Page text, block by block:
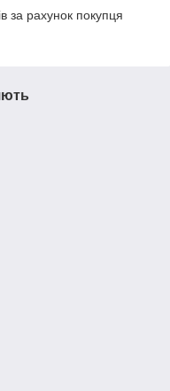
за рахунок покупця